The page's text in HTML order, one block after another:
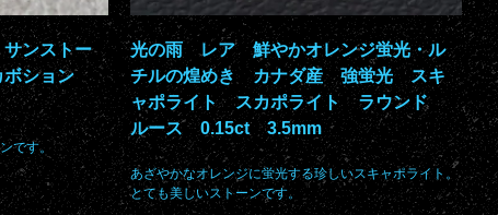
ンストー
ボション
です。
光の雨 レア 鮮やかオレンジ蛍光・ル
チルの煌めき カナダ産 強蛍光 スキ
ャポライト スカポライト ラウンド
ルース 0.15ct 3.5mm
あざやかなオレンジに蛍光する珍しいスキャポライト。
とても美しいストーンです。